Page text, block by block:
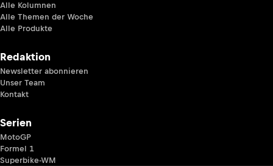
Alle Kolumnen
Alle Themen der Woche
Alle Produkte
Redaktion
Newsletter abonnieren
Unser Team
Kontakt
Serien
MotoGP
Formel 1
Superbike-WM